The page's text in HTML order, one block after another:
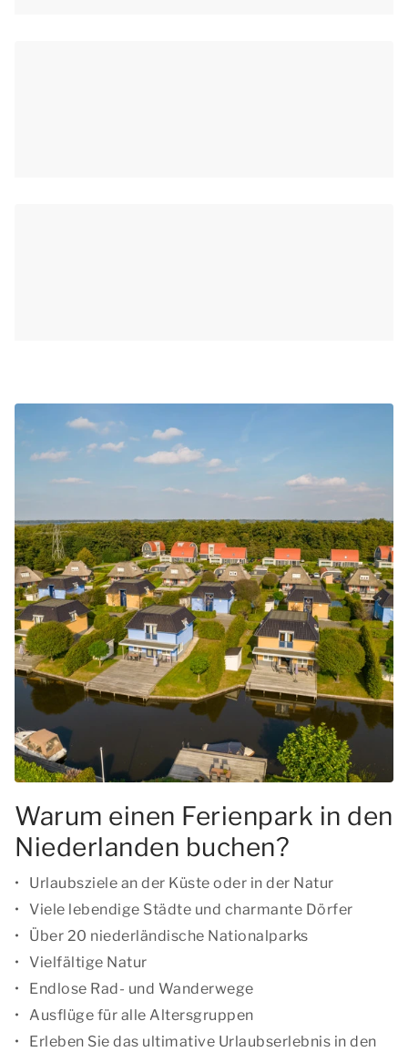
Warum einen Ferienpark in den
Niederlanden buchen?
Urlaubsziele an der Küste oder in der Natur
Viele lebendige Städte und charmante Dörfer
Über 20 niederländische Nationalparks
Vielfältige Natur
Endlose Rad- und Wanderwege
Ausflüge für alle Altersgruppen
Erleben Sie das ultimative Urlaubserlebnis in den